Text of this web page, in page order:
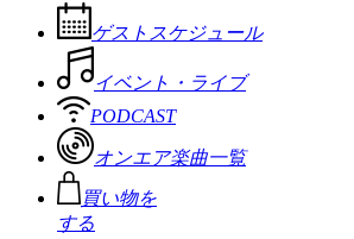
ゲストスケジュール
イベント・ライブ
PODCAST
オンエア楽曲一覧
買い物を
する